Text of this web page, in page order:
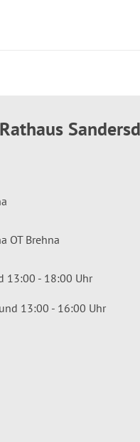
OT Brehna
13:00 - 18:00 Uhr
13:00 - 16:00 Uhr